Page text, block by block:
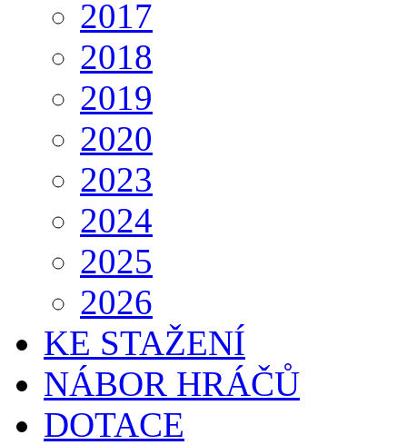
2017
2018
2019
2020
2023
2024
2025
2026
KE STAŽENÍ
NÁBOR HRÁČŮ
DOTACE